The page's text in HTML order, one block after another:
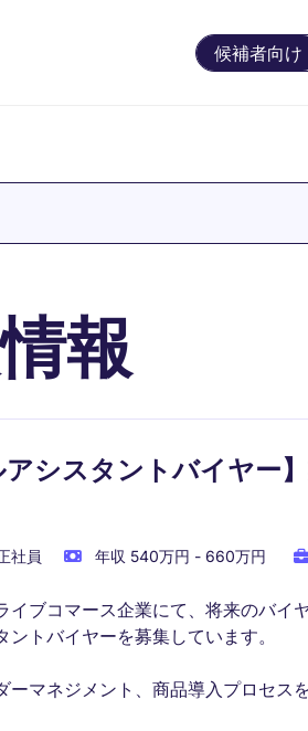
候補者向け
報
アシスタントバイヤー
社員 年収 540万円 - 660万円
イブコマース企業にて、将来のバイ
ントバイヤーを募集しています。
ーマネジメント、商品導入プロセス